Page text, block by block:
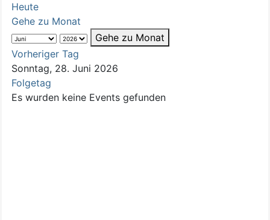
Heute
Gehe zu Monat
Gehe zu Monat
Vorheriger Tag
Sonntag, 28. Juni 2026
Folgetag
Es wurden keine Events gefunden